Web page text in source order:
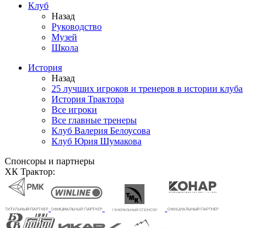
Клуб
Назад
Руководство
Музей
Школа
История
Назад
25 лучших игроков и тренеров в истории клуба
История Трактора
Все игроки
Все главные тренеры
Клуб Валерия Белоусова
Клуб Юрия Шумакова
Спонсоры и партнеры
ХК Трактор: